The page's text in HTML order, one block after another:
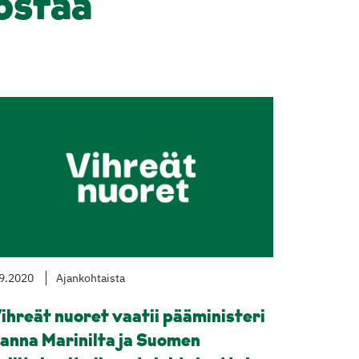
Ajankohtaista
nuoret vaatii pääministeri
Marinilta ja Suomen